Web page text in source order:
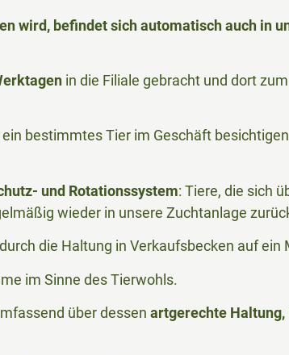
wird, befindet sich automatisch auch in
in die Filiale gebracht und dort
ein bestimmtes Tier im Geschäft
und Rotationssystem: Tiere, die sich
wieder in unsere Zuchtanlage
die Haltung in Verkaufsbecken auf ein
im Sinne des Tierwohls.
über dessen artgerechte Haltung,